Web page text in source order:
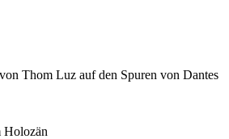
Thom Luz auf den Spuren von Dantes
Holozän